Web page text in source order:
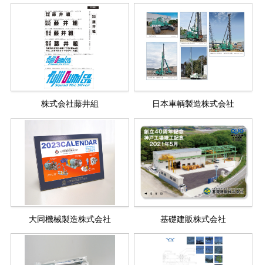
株式会社藤井組 日本車輌製造株式会社
大同機械製造株式会社 基礎建販株式会社